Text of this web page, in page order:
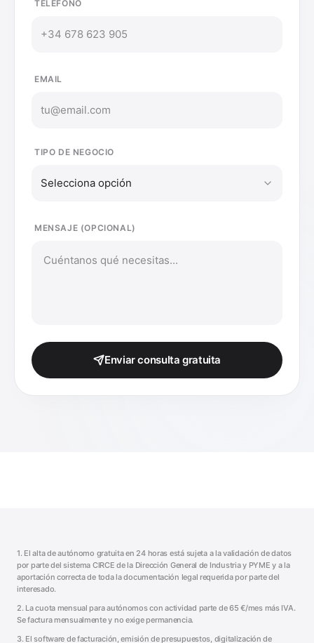
TELÉFONO
EMAIL
TIPO DE NEGOCIO
Selecciona opción
MENSAJE (OPCIONAL)
Enviar consulta gratuita
1. El alta de autónomo gratuita en 24 horas está sujeta a la validación de datos
por parte del sistema CIRCE de la Dirección General de Industria y PYME y a la
aportación correcta de toda la documentación legal requerida por parte del
interesado.
2. La cuota mensual para autónomos con actividad parte de65 €/mes más IVA.
Se factura mensualmente y no exige permanencia.
3. El software de facturación, emisión de presupuestos, digitalización de